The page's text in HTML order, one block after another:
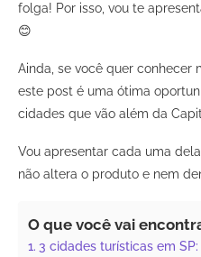
folga! Por isso, vou te
😊
Ainda, se você quer conhecer
este post é uma ótima
cidades que vão além da
Vou apresentar cada uma
não altera o produto e nem
O que você vai
3 cidades turísticas em